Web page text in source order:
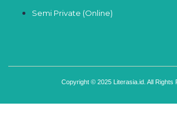
Semi Private (Online)
Copyright © 2025 Literasia.id. All Rights